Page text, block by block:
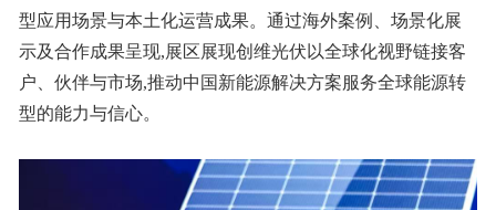
型应用场景与本土化运营成果。通过海外案例、场景化展
示及合作成果呈现,展区展现创维光伏以全球化视野链接客
户、伙伴与市场,推动中国新能源解决方案服务全球能源转
型的能力与信心。